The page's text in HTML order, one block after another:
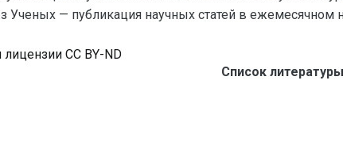
Ученых — публикация научных статей в ежемесячном
CC BY-ND
Список